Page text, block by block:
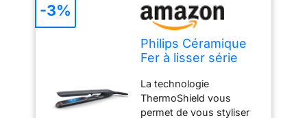
Philips Céramique
Fer à lisser série
technologie
ThermoShield,
Rose [modèle
La technologie
ThermoShield vous
permet de vous styliser
-3%